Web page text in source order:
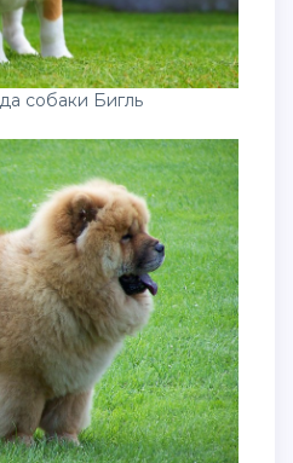
собаки Бигль